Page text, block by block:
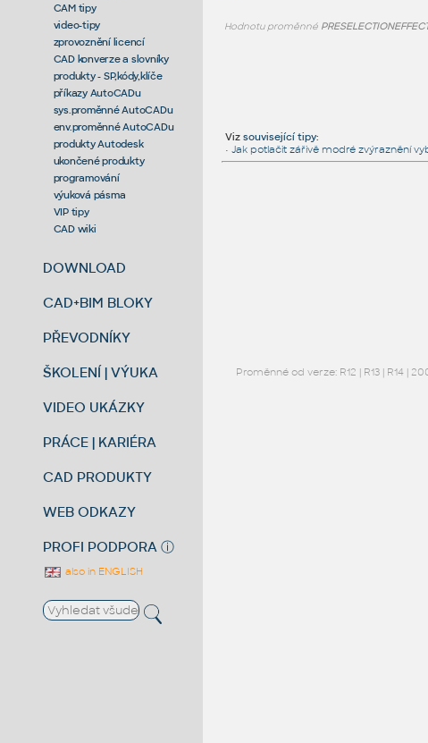
CAM tipy
video-tipy
zprovoznění licencí
CAD konverze a slovníky
produkty - SP,kódy,klíče
příkazy AutoCADu
sys.proměnné AutoCADu
env.proměnné AutoCADu
produkty Autodesk
ukončené produkty
programování
výuková pásma
VIP tipy
CAD wiki
DOWNLOAD
CAD+BIM BLOKY
PŘEVODNÍKY
ŠKOLENÍ | VÝUKA
VIDEO UKÁZKY
PRÁCE | KARIÉRA
CAD PRODUKTY
WEB ODKAZY
PROFI PODPORA ⓘ
also in ENGLISH
Hodnotu proměnné
Viz související tipy:
• Jak potlačit zářivě modré zvýraznění
Proměnné od verze: R12 | R13| R14|